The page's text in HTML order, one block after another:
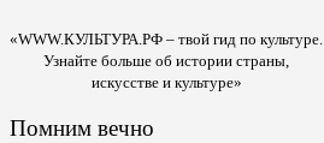
«WWW.КУЛЬТУРА.РФ – твой гид по культуре.
Узнайте больше об истории страны,
искусстве и культуре»
Помним вечно